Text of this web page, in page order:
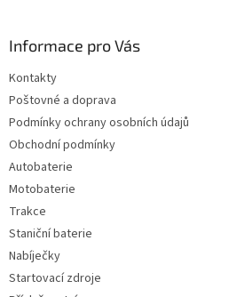
Informace pro Vás
Kontakty
Poštovné a doprava
Podmínky ochrany osobních údajů
Obchodní podmínky
Autobaterie
Motobaterie
Trakce
Staniční baterie
Nabíječky
Startovací zdroje